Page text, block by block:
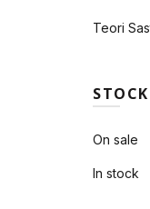
Teori
On sale
In stock